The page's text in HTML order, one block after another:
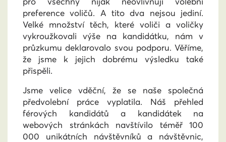
preference voličů. A tito dva nejsou jediní.
Velké množství těch, které voliči a voličky
vykroužkovali výše na kandidátku, nám v
průzkumu deklarovalo svou podporu. Věříme,
že jsme k jejich dobrému výsledku také
přispěli.
Jsme velice vděční, že se naše společná
předvolební práce vyplatila. Náš přehled
férových kandidátů a kandidátek na
webových stránkách navštívilo téměř 100
000 unikátních návštěvníků a návštěvnic,